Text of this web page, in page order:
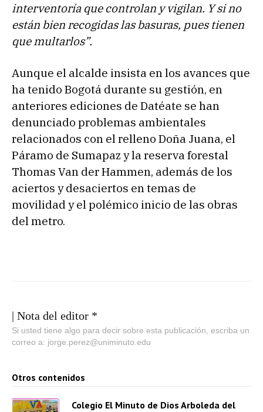
interventoría que controlan y vigilan. Y si no
están bien recogidas las basuras, pues tienen
que multarlos”.
Aunque el alcalde insista en los avances que
ha tenido Bogotá durante su gestión, en
anteriores ediciones de Datéate se han
denunciado problemas ambientales
relacionados con el relleno Doña Juana, el
Páramo de Sumapaz y la reserva forestal
Thomas Van der Hammen, además de los
aciertos y desaciertos en temas de
movilidad y el polémico inicio de las obras
del metro.
| Nota del editor *
Si usted tiene algo para decir sobre esta publicación, escriba un
correo a: jorge.perez@uniminuto.edu
Otros contenidos
Colegio El Minuto de Dios Arboleda del